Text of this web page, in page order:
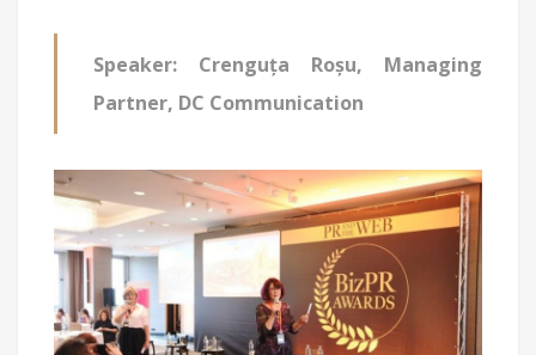
Speaker: Crenguța Roșu, Managing
Partner, DC Communication